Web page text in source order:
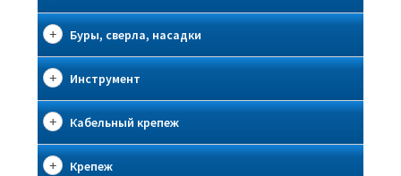
Буры, сверла, насадки
Инструмент
Кабельный крепеж
Крепеж